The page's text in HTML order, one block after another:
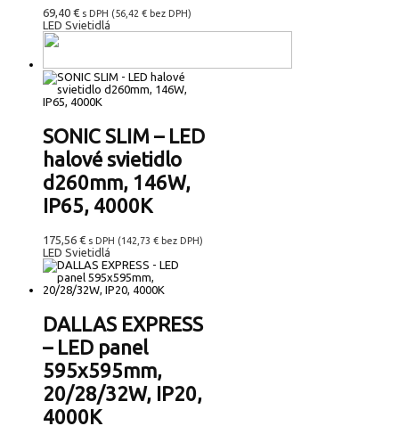
69,40 € s DPH (56,42 € bez DPH)
LED Svietidlá
SONIC SLIM – LED
halové svietidlo
d260mm, 146W,
IP65, 4000K
175,56 € s DPH (142,73 € bez DPH)
LED Svietidlá
DALLAS EXPRESS
– LED panel
595x595mm,
20/28/32W, IP20,
4000K